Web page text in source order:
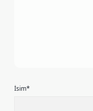
İsim*